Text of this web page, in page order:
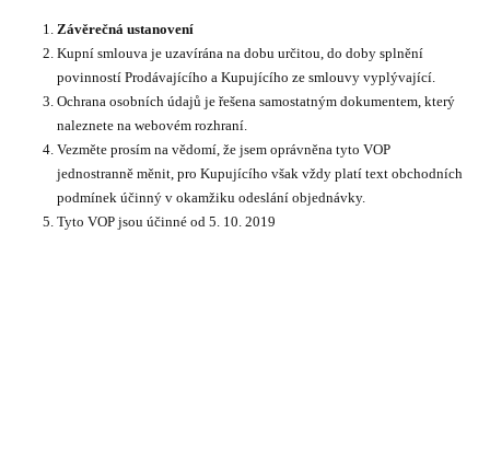
Závěrečná ustanovení
Kupní smlouva je uzavírána na dobu určitou, do doby splnění
povinností Prodávajícího a Kupujícího ze smlouvy vyplývající.
Ochrana osobních údajů je řešena samostatným dokumentem, který
naleznete na webovém rozhraní.
Vezměte prosím na vědomí, že jsem oprávněna tyto VOP
jednostranně měnit, pro Kupujícího však vždy platí text obchodních
podmínek účinný v okamžiku odeslání objednávky.
Tyto VOP jsou účinné od 5. 10. 2019